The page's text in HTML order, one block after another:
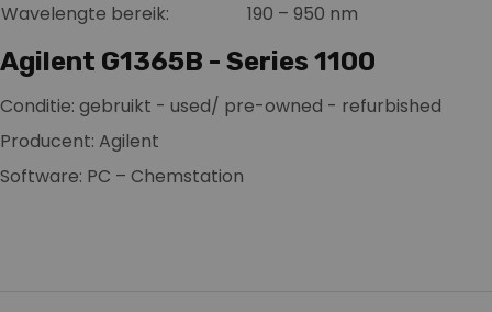
Wavelengte bereik:
190 – 950 nm
Wavelengte accuraatheid:
± 1 nm
Agilent G1365B - Series 1100
Conditie: gebruikt - used/ pre-owned - refurbished
Producent: Agilent
Software: PC – Chemstation